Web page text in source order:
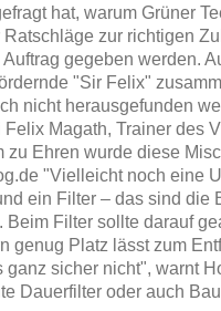
hat, warum Grüner
Ratschläge zur richtigen
Auftrag gegeben werden.
"Sir Felix"
nicht herausgefunden
Felix Magath, Trainer des
zu Ehren wurde diese
"Vielleicht noch eine
ein Filter – das sind die
Beim Filter sollte darauf
genug Platz lässt zum
ganz sicher nicht", warnt
Dauerfilter oder auch